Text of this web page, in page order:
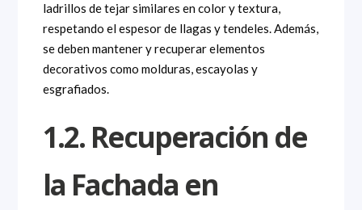
ladrillos de tejar similares en color y textura,
respetando el espesor de llagas y tendeles. Además,
se deben mantener y recuperar elementos
decorativos como molduras, escayolas y
esgrafiados.
1.2. Recuperación de
la Fachada en